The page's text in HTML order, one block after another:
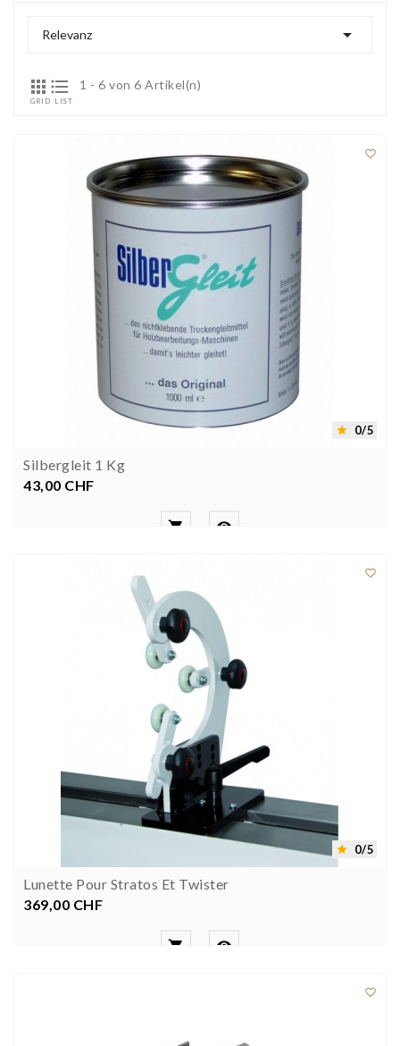
Relevanz 

GRID

LIST
1 - 6 von 6 Artikel(n)

 0/5
Silbergleit 1 Kg
Preis
43,00 CHF
 

 0/5
Lunette Pour Stratos Et Twister
Preis
369,00 CHF
 
